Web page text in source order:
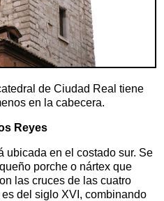
de Ciudad Real tiene
en la cabecera.
Reyes
ubicada en el costado sur. Se
porche o nártex que
las cruces de las cuatro
del siglo XVI, combinando